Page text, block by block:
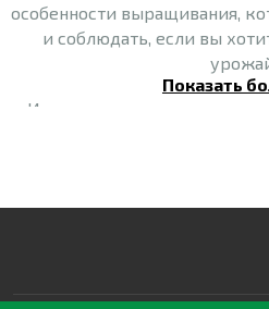
особенности выращивания,
и соблюдать, если вы
Индетерминантные – имеют
У индетерминантных
достаточно растянут –
Детерминантные - имеют
Показать